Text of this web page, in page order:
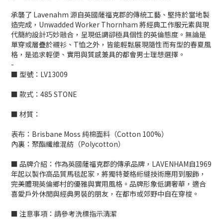
承襲了 Lavenahm 源自英國薩福克郡的傳統工藝、堅持於當地製
造完成，Unwadded Worker Thornham 將經典工作服元素與現
代簡約設計巧妙融合，呈現低調卻極具個性的英倫態度。無論是
單穿或層疊於襯衫、T恤之外，皆能輕鬆展現隨性而有型的春夏風
格，是追求輕便、實用與質感兼具的都會男士理想選擇。
-
■ 型號：LV13009
■ 款式：485 STONE
■ 材質：
表布：Brisbane Moss 純棉面料（Cotton 100%）
內裏：聚酯纖維混紡（Polycotton）
■ 品牌介紹：作為英國薩福克郡的傳承品牌，LAVENHAM自1969
年起以製作高品質馬毯起家，將獨特菱格絎縫技術應用到服飾，
完美體現英倫鄉村的優雅與實用風格。品牌形象低調奢華，適合
喜愛戶外休閒與經典男裝的朋友，在都市或郊野中自在穿梭。
■ 注意事項：請參考洗標指示清潔